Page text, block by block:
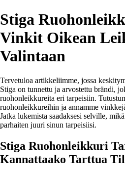
Stiga
Vinkit Oikean
Valintaan
Tervetuloa artikkeliimme, jossa
Stiga on tunnettu ja arvostettu brändi,
ruohonleikkureita eri tarpeisiin.
ruohonleikkureihin ja annamme
Jatka lukemista saadaksesi selville,
parhaiten juuri sinun tarpeisiisi.
Stiga Ruohonleikkuri
Kannattaako Tarttua